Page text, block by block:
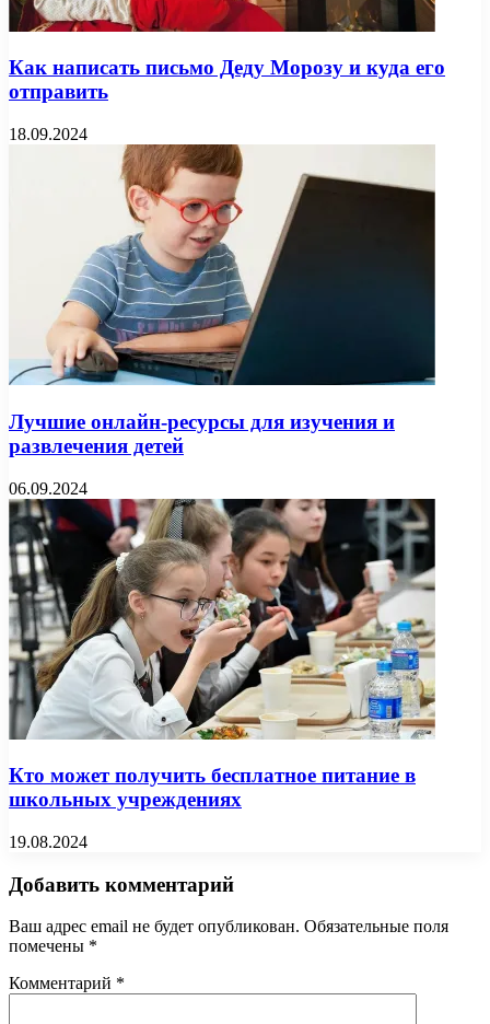
Как написать письмо Деду Морозу и куда его
отправить
18.09.2024
Лучшие онлайн-ресурсы для изучения и
развлечения детей
06.09.2024
Кто может получить бесплатное питание в
школьных учреждениях
19.08.2024
Добавить комментарий
Ваш адрес email не будет опубликован. Обязательные поля
помечены *
Комментарий *